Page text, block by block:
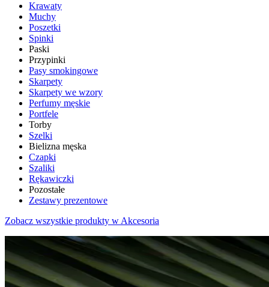
Krawaty
Muchy
Poszetki
Spinki
Paski
Przypinki
Pasy smokingowe
Skarpety
Skarpety we wzory
Perfumy męskie
Portfele
Torby
Szelki
Bielizna męska
Czapki
Szaliki
Rękawiczki
Pozostałe
Zestawy prezentowe
Zobacz wszystkie produkty w Akcesoria